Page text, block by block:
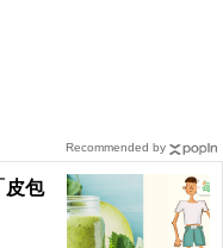
皮包
Recommended by